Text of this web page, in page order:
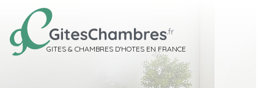
GITES & CHAMBRES D'HOTES EN FRANCE